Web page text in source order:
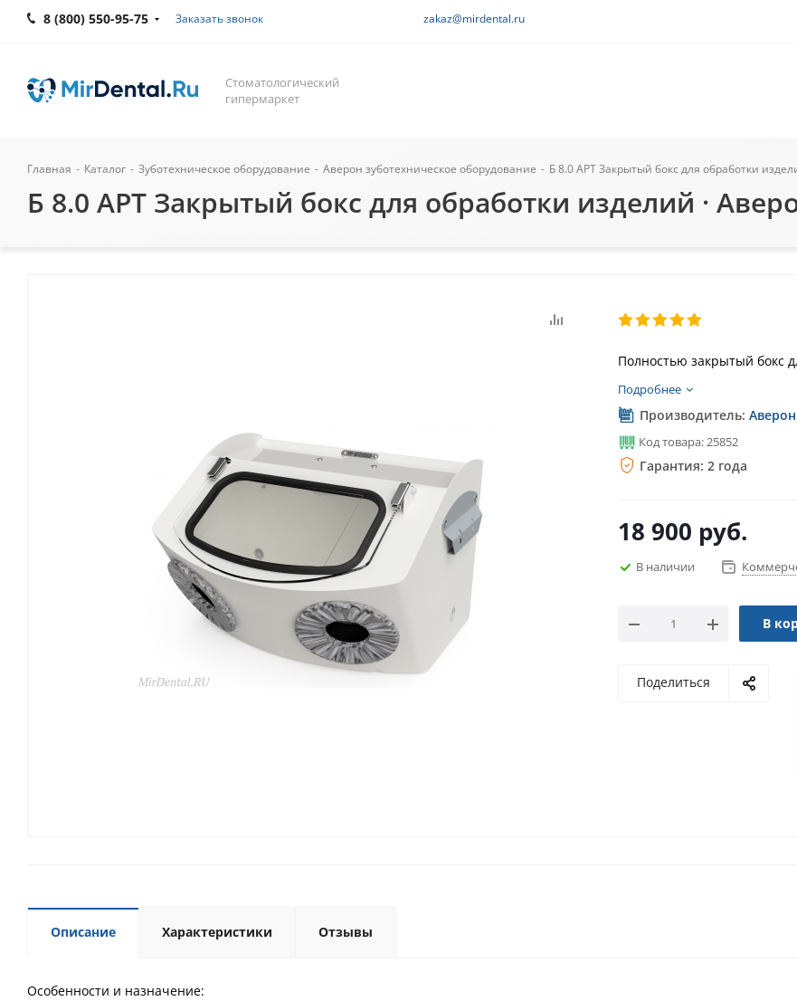
8 (800) 550-95-75 Заказать звонок zakaz@mirdental.ru
Стоматологический
гипермаркет
Главная - Каталог - Зуботехническое оборудование - Аверон зуботехническое оборудование - Б 8.0 АРТ Закрытый бокс для обработки
Б 8.0 АРТ Закрытый бокс для обработки изделий ·
Полностью закрытый бокс
Подробнее
Производитель:
Код товара: 25852
Гарантия: 2 года
18 900 руб.
В наличии
В
Поделиться
Описание Характеристики Отзывы
Особенности и назначение: